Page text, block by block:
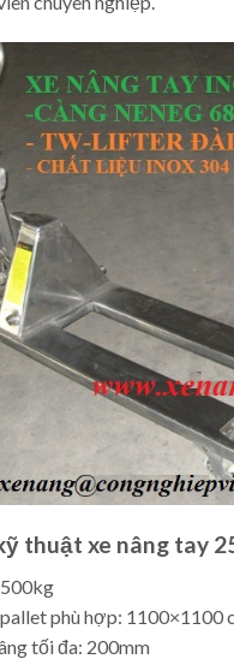
thuật xe nâng tay
phù hợp: 1100×1100
tối đa: 200mm